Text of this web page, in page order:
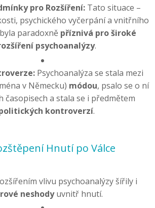
pro Rozšíření: Tato situace –
psychického vyčerpání a vnitřního
paradoxně příznivá pro široké
psychoanalýzy.
Psychoanalýza se stala mezi
v Německu) módou, psalo se o ní
časopisech a stala se i předmětem
kontroverzí.
Hnutí po Válce
vlivu psychoanalýzy šířily i
neshodyuvnitř hnutí.